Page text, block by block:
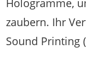
Hologramme,
zaubern. Ihr
Sound Printing